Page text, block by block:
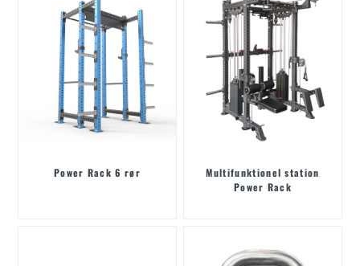
Power Rack 6 rør
Multifunktionel station
Power Rack